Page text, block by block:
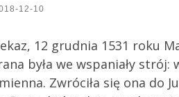
12-10
12 grudnia 1531 roku
była we wspaniały strój:
Zwróciła się ona do